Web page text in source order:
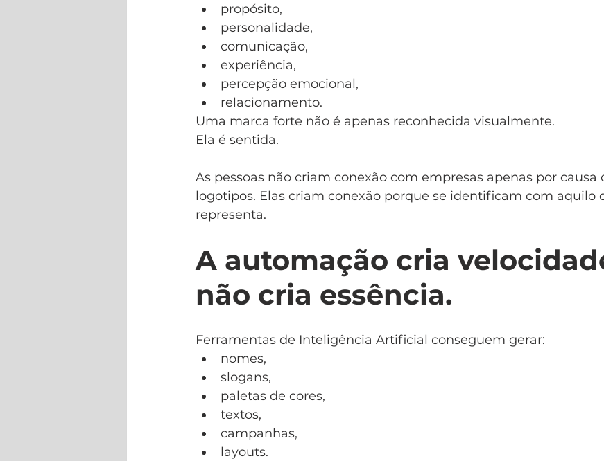
propósito,
personalidade,
comunicação,
experiência,
percepção emocional,
relacionamento.
Uma marca forte não é apenas reconhecida visualmente.
Ela é sentida.
As pessoas não criam conexão com empresas apenas por causa
logotipos. Elas criam conexão porque se identificam com aquilo
representa.
A automação cria
não cria essência.
Ferramentas de Inteligência Artificial conseguem gerar:
nomes,
slogans,
paletas de cores,
textos,
campanhas,
layouts.